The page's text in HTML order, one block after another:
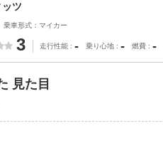
ッツ
乗車形式：マイカー
3 走行性能 - 乗り心地 - 燃費 -
見た目